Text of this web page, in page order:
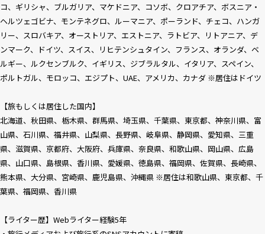
コ、ギリシャ、ブルガリア、マケドニア、コソボ、クロアチア、ボスニア・
ヘルツェゴビナ、モンテネグロ、ルーマニア、ポーランド、チェコ、ハンガ
リー、スロバキア、オーストリア、エストニア、ラトビア、リトアニア、デ
ンマーク、ドイツ、スイス、リヒテンシュタイン、フランス、オランダ、ベ
ルギー、ルクセンブルク、イギリス、ジブラルタル、イタリア、スペイン、
ポルトガル、モロッコ、エジプト、UAE、アメリカ、カナダ ※居住はドイツ
【旅もしくは居住した国内】
北海道、秋田県、栃木県、群馬県、埼玉県、千葉県、東京都、神奈川県、富
山県、石川県、福井県、山梨県、長野県、岐阜県、静岡県、愛知県、三重
県、滋賀県、京都府、大阪府、兵庫県、奈良県、和歌山県、岡山県、広島
県、山口県、島根県、香川県、愛媛県、徳島県、福岡県、佐賀県、長崎県、
熊本県、大分県、宮崎県、鹿児島県、沖縄県 ※居住は和歌山県、東京都、千
葉県、福岡県、香川県
【ライター歴】Webライター経験5年